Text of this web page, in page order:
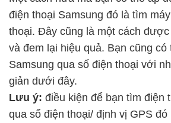
điện thoại Samsung đó là tìm
thoại. Đây cũng là một cách
và đem lại hiệu quả. Bạn cũng có
Samsung qua số điện thoại với
giản dưới đây.
Lưu ý: điều kiện để bạn tìm điện
qua số điện thoại/ định vị GPS đó